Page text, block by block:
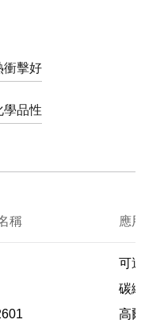
衝擊好
學品性
稱 應
可
碳
高